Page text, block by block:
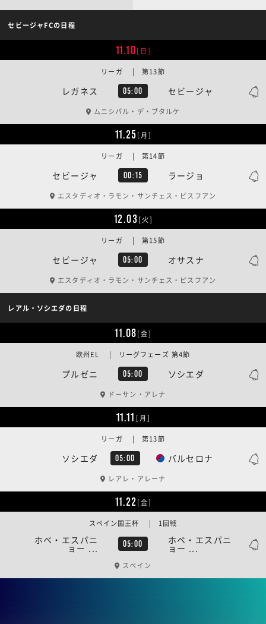
セビージャFCの日程
11.10[日]
レガネス 05:00 セビージャ
リーガ | 第13節
ムニシパル・デ・ブタルケ
11.25[月]
セビージャ 00:15 ラージョ
リーガ | 第14節
エスタディオ・ラモン・サンチェス・ピスフアン
12.03[火]
セビージャ 05:00 オサスナ
リーガ | 第15節
エスタディオ・ラモン・サンチェス・ピスフアン
レアル・ソシエダの日程
11.08[金]
プルゼニ 05:00 ソシエダ
欧州EL | リーグフェーズ 第4節
ドーサン・アレナ
11.11 [月]
ソシエダ 05:00 バルセロナ
リーガ | 第13節
レアレ・アレーナ
11.22[金]
ホベ・エスパニ
ョー ... 05:00 ホベ・エスパニ
ョー ...
スペイン国王杯 | 1回戦
スペイン